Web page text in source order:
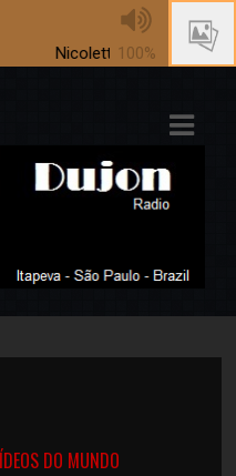
Nicolette Larson - Lotta Love
100%
DO MUNDO